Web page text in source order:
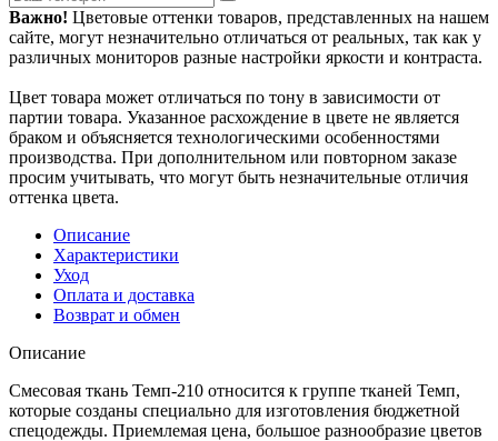
Важно! Цветовые оттенки товаров, представленных на нашем
сайте, могут незначительно отличаться от реальных, так как у
различных мониторов разные настройки яркости и контраста.
Цвет товара может отличаться по тону в зависимости от
партии товара. Указанное расхождение в цвете не является
браком и объясняется технологическими особенностями
производства. При дополнительном или повторном заказе
просим учитывать, что могут быть незначительные отличия
оттенка цвета.
Описание
Характеристики
Уход
Оплата и доставка
Возврат и обмен
Описание
Смесовая ткань Темп-210 относится к группе тканей Темп,
которые созданы специально для изготовления бюджетной
спецодежды. Приемлемая цена, большое разнообразие цветов